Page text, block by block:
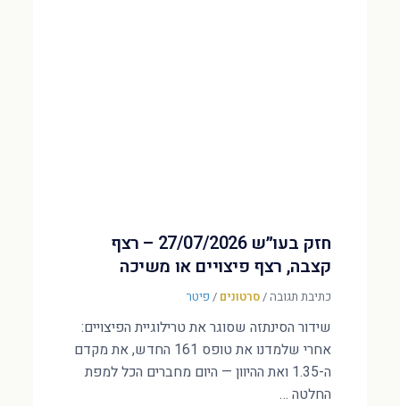
חזק בעו״ש 27/07/2026 – רצף
קצבה, רצף פיצויים או משיכה
כתיבת תגובה/סרטונים / פיטר
שידור הסינתזה שסוגר את טרילוגיית הפיצויים:
אחרי שלמדנו את טופס 161 החדש, את מקדם
ה-1.35 ואת ההיוון — היום מחברים הכל למפת
החלטה …